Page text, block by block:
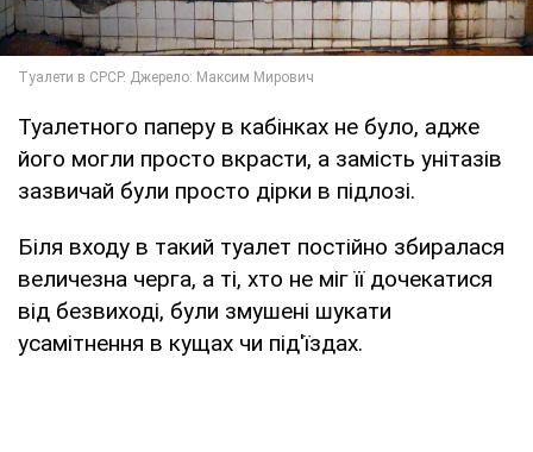
Туалетного паперу в кабінках не було, адже
його могли просто вкрасти, а замість унітазів
зазвичай були просто дірки в підлозі.
Біля входу в такий туалет постійно збиралася
величезна черга, а ті, хто не міг її дочекатися
від безвиході, були змушені шукати
усамітнення в кущах чи під'їздах.